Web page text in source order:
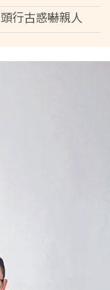
行古惑嚇親人